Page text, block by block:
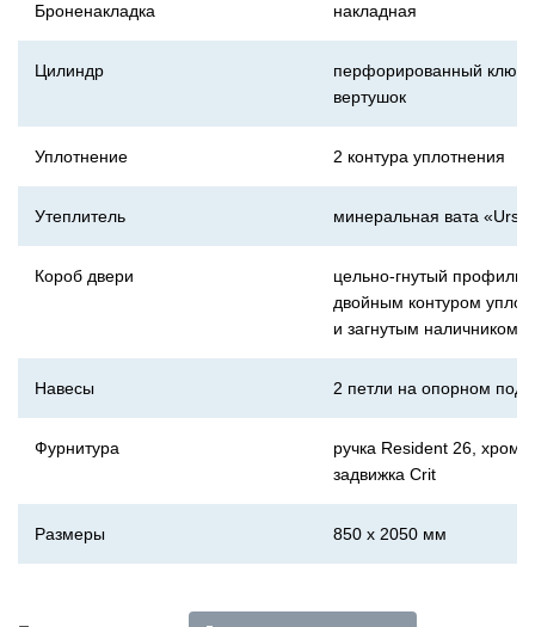
Броненакладка накладная
Цилиндр
перфорированный ключ-
вертушок
Уплотнение 2 контура уплотнения
Утеплитель минеральная вата
Короб двери
цельно-гнутый профиль с
двойным контуром
и загнутым наличником
Навесы 2 петли на опорном
Фурнитура
ручка Resident 26, хром,
задвижка Crit
Размеры 850 x 2050 мм